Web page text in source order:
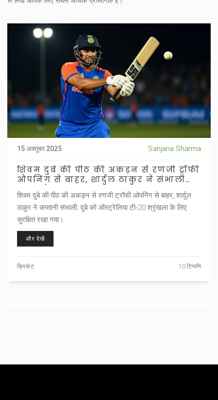
15 अक्तूबर 2025 Sanjana Sharma
शिवम दुबे की पीठ की अकड़न से रणजी ट्रॉफी
ओपनिंग से बाहर, शार्दुल ठाकुर ने संभाली
कप्तानी
शिवम दुबे की पीठ की अकड़न से रणजी ट्रॉफी ओपनिंग से बाहर, शार्दुल
ठाकुर ने कप्तानी संभाली; दुबे को ऑस्ट्रेलिया टी‑20 श्रृंखला के लिए
सुरक्षित रखा गया।
और देखें
क्रिकेट 10 टिप्पणि